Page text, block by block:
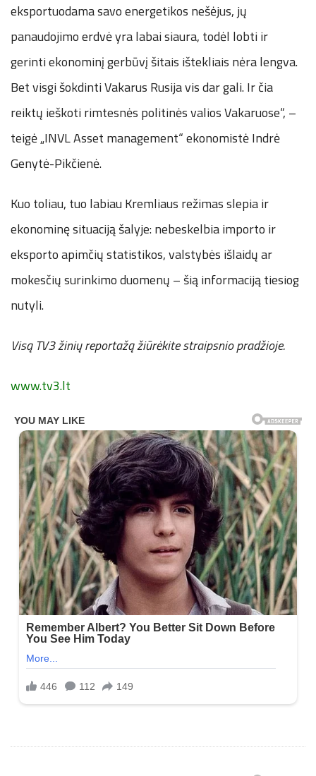
eksportuodama savo energetikos nešėjus, jų
panaudojimo erdvė yra labai siaura, todėl lobti ir
gerinti ekonominį gerbūvį šitais ištekliais nėra lengva.
Bet visgi šokdinti Vakarus Rusija vis dar gali. Ir čia
reiktų ieškoti rimtesnės politinės valios Vakaruose“, –
teigė „INVL Asset management“ ekonomistė Indrė
Genytė-Pikčienė.
Kuo toliau, tuo labiau Kremliaus režimas slepia ir
ekonominę situaciją šalyje: nebeskelbia importo ir
eksporto apimčių statistikos, valstybės išlaidų ar
mokesčių surinkimo duomenų – šią informaciją tiesiog
nutyli.
Visą TV3 žinių reportažą žiūrėkite straipsnio pradžioje.
www.tv3.lt